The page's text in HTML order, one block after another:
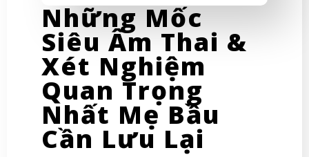
Những Mốc
Siêu Âm Thai &
Xét Nghiệm
Quan Trọng
Nhất Mẹ Bầu
Cần Lưu Lại